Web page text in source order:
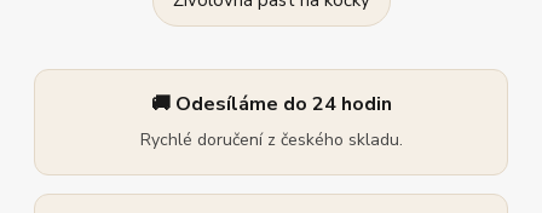
🚚 Odesíláme do 24 hodin
Rychlé doručení z českého skladu.